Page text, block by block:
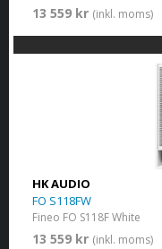
13 559 kr (inkl. moms)
HK AUDIO
FO S118FW
Fineo FO S118F White
13 559 kr (inkl. moms)